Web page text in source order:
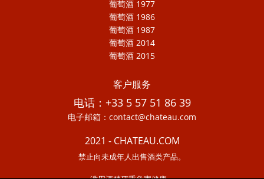
葡萄酒 1977
葡萄酒 1986
葡萄酒 1987
葡萄酒 2014
葡萄酒 2015
客户服务
电话：+33 5 57 51 86 39
电子邮箱：contact@chateau.com
2021 - CHATEAU.COM
禁止向未成年人出售酒类产品。